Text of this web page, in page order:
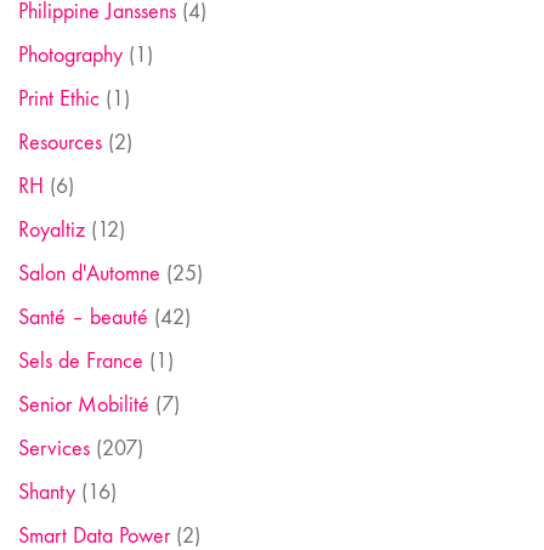
Philippine Janssens (4)
Photography (1)
Print Ethic (1)
Resources (2)
RH (6)
Royaltiz (12)
Salon d'Automne (25)
Santé – beauté (42)
Sels de France (1)
Senior Mobilité (7)
Services (207)
Shanty (16)
Smart Data Power(2)